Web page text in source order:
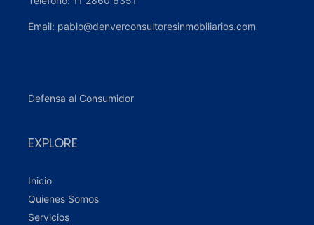
Email: pablo@denverconsultoresinmobiliarios.com
Defensa al Consumidor
EXPLORE
Inicio
Quienes Somos
Servicios